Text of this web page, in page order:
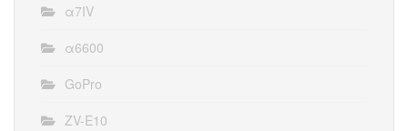
α7IV
α6600
GoPro
ZV-E10